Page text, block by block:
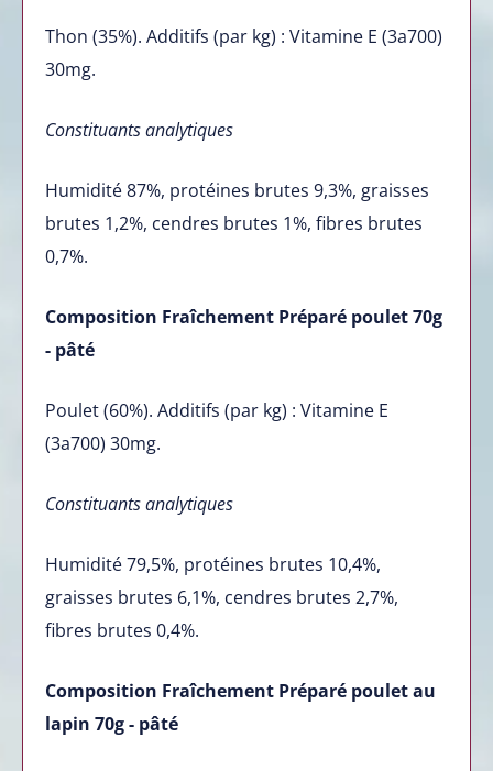
Thon (35%). Additifs (par kg) : Vitamine E (3a700)
30mg.
Constituants analytiques
Humidité 87%, protéines brutes 9,3%, graisses
brutes 1,2%, cendres brutes 1%, fibres brutes
0,7%.
Composition Fraîchement Préparé poulet 70g
- pâté
Poulet (60%). Additifs (par kg) : Vitamine E
(3a700) 30mg.
Constituants analytiques
Humidité 79,5%, protéines brutes 10,4%,
graisses brutes 6,1%, cendres brutes 2,7%,
fibres brutes 0,4%.
Composition Fraîchement Préparé poulet au
lapin 70g - pâté